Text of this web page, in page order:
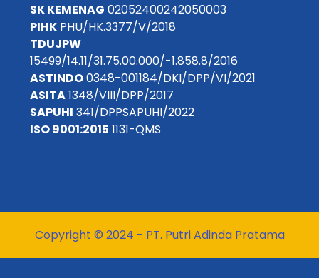
SK KEMENAG 02052400242050003
PIHK PHU/HK.3377/V/2018
TDUJPW
15499/14.11/31.75.00.000/-1.858.8/2016
ASTINDO0348-001184/DKI/DPP/VI/2021
ASITA1348/VIII/DPP/2017
SAPUHI 341/DPPSAPUHI/2022
ISO 9001:2015 1131-QMS
Copyright © 2024 - PT. Putri Adinda Pratama